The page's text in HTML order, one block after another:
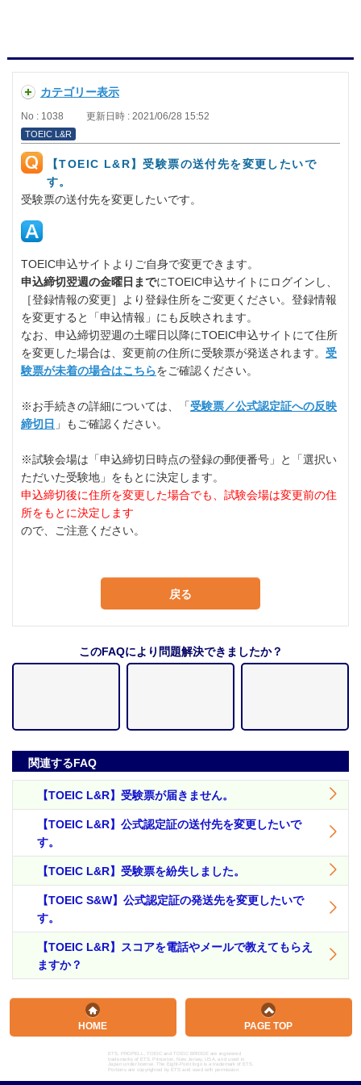
カテゴリー表示
No : 1038 更新日時 : 2021/06/28 15:52
TOEIC L&R
【TOEIC L&R】受験票の送付先を変更したいで
す。
受験票の送付先を変更したいです。
TOEIC申込サイトよりご自身で変更できます。
申込締切翌週の金曜日までにTOEIC申込サイトにログインし、
［登録情報の変更］より登録住所をご変更ください。登録情報
を変更すると「申込情報」にも反映されます。
なお、申込締切翌週の土曜日以降にTOEIC申込サイトにて住所
を変更した場合は、変更前の住所に受験票が発送されます。 受
験票が未着の場合はこちらをご確認ください。
※お手続きの詳細については、「受験票／公式認定証への反映
締切日 」もご確認ください。
※試験会場は「申込締切日時点の登録の郵便番号」と「選択い
ただいた受験地」をもとに決定します。
申込締切後に住所を変更した場合でも、試験会場は変更前の住
所をもとに決定します
ので、ご注意ください。
戻る
このFAQにより問題解決できましたか？
関連するFAQ
【TOEIC L&R】受験票が届きません。
【TOEIC L&R】公式認定証の送付先を変更したいで
す。
【TOEIC L&R】受験票を紛失しました。
【TOEIC S&W】公式認定証の発送先を変更したいで
す。
【TOEIC L&R】スコアを電話やメールで教えてもらえ
ますか？
ETS, PROPELL, TOEIC and TOEIC BRIDGE are registered
trademarks of ETS, Princeton, New Jersey, USA, and used in
Japan under license. The Eight-Point logo is a trademark of ETS.
Portions are copyrighted by ETS and used with permission.
HOME PAGE TOP